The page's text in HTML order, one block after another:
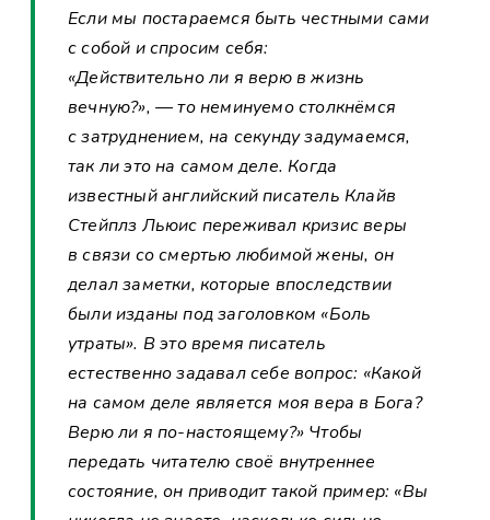
Если мы постараемся быть честными сами
с собой и спросим себя:
«Действительно ли я верю в жизнь
вечную?», — то неминуемо столкнёмся
с затруднением, на секунду задумаемся,
так ли это на самом деле. Когда
известный английский писатель Клайв
Стейплз Льюис переживал кризис веры
в связи со смертью любимой жены, он
делал заметки, которые впоследствии
были изданы под заголовком «Боль
утраты». В это время писатель
естественно задавал себе вопрос: «Какой
на самом деле является моя вера в Бога?
Верю ли я по-настоящему?» Чтобы
передать читателю своё внутреннее
состояние, он приводит такой пример: «Вы